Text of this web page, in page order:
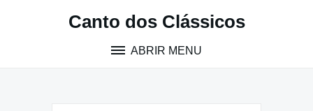
Canto dos Clássicos
ABRIR MENU